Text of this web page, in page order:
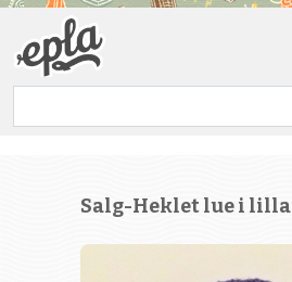
Salg-Heklet lue i lilla